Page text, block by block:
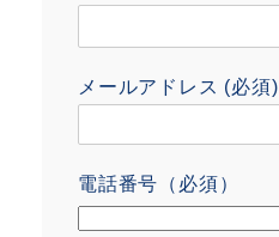
メールアドレス (必須)
電話番号（必須）